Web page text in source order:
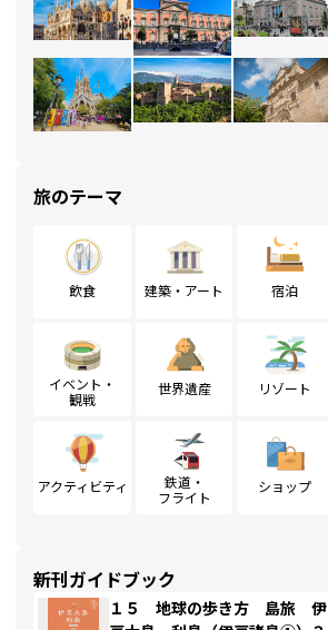
旅のテーマ
飲食 建築・アート 宿泊
イベント・
観戦
世界遺産 リゾート
アクティビティ
鉄道・
フライト
ショップ
新刊ガイドブック
１５ 地球の歩き方 島旅 伊